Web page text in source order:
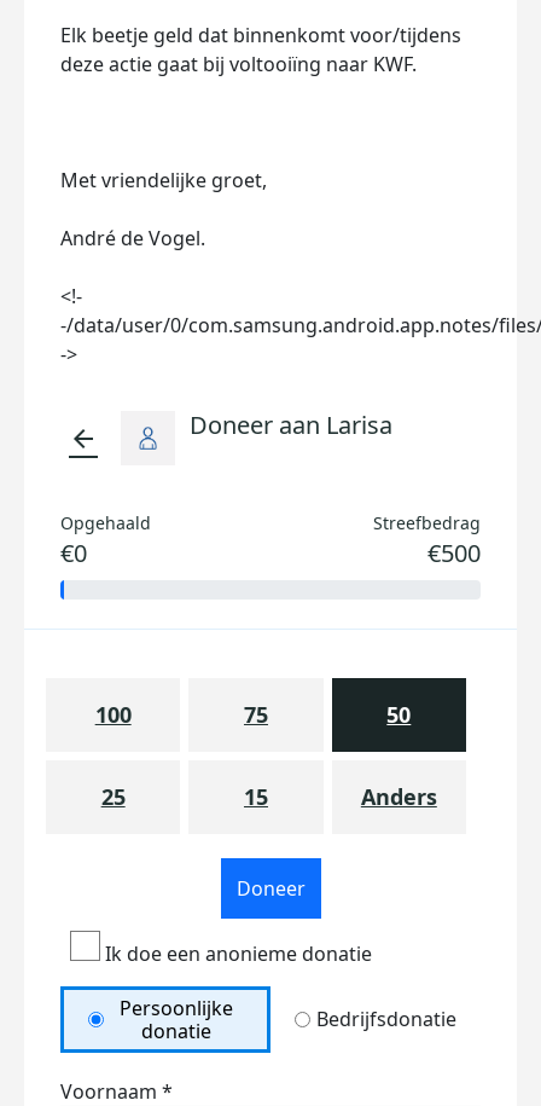
Elk beetje geld dat binnenkomt voor/tijdens
deze actie gaat bij voltooiïng naar KWF.
Met vriendelijke groet,
André de Vogel.
<!-
-/data/user/0/com.samsung.android.app.notes/
->
arrow_back Doneer aan Larisa
Opgehaald
€0
Streefbedrag
€500
100 75 50
25 15 Anders
Doneer
Ik doe een anonieme donatie
Persoonlijke
donatie
Bedrijfsdonatie
Voornaam *